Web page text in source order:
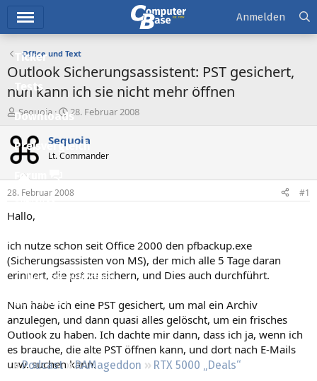
Ticker
Tests
Downloads
Preisvergleich
Forum
Aktuelles
Neue Beiträge
Neueste Aktivitäten
Leserartikel
Regeln
Podcast RAMageddon
RTX 5000 „Deals“
Anmelden
Office und Text
Outlook Sicherungsassistent: PST gesichert,
nun kann ich sie nicht mehr öffnen
E
r
s
t
e
e
r
Sequoia
E
r
s
e
l
t
28. Februar 2008
Sequoia
Lt. Commander
28. Februar 2008 #1
Hallo,
ich nutze schon seit Office 2000 den pfbackup.exe
(Sicherungsassisten von MS), der mich alle 5 Tage daran
erinnert, die pst zu sichern, und Dies auch durchführt.
Nun habe ich eine PST gesichert, um mal ein Archiv
anzulegen, und dann quasi alles gelöscht, um ein frisches
Outlook zu haben. Ich dachte mir dann, dass ich ja, wenn ich
es brauche, die alte PST öffnen kann, und dort nach E-Mails
usw. suchen kann.